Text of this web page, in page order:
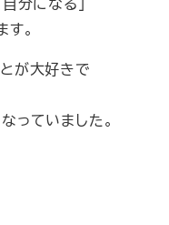
。
が大好きで
っていました。